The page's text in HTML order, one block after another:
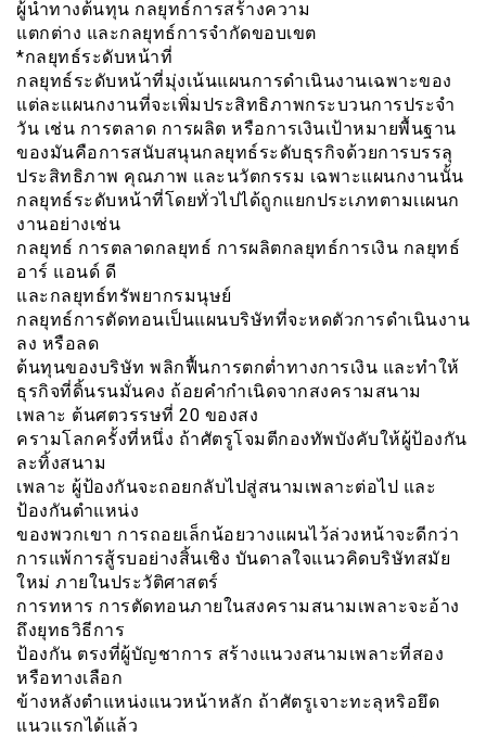
ผู้นำทางต้นทุน กลยุทธ์การสร้างความ
แตกต่าง และกลยุทธ์การจำกัดขอบเขต
*กลยุทธ์ระดับหน้าที่
กลยุทธ์ระดับหน้าที่มุ่งเน้นแผนการดำเนินงานเฉพาะของ
แต่ละแผนกงานที่จะเพิ่มประสิทธิภาพกระบวนการประจำ
วัน เช่น การตลาด การผลิต หรือการเงินเป้าหมายพื้นฐาน
ของมันคือการสนับสนุนกลยุทธ์ระดับธุรกิจด้วยการบรรลุ
ประสิทธิภาพ คุณภาพ และนวัตกรรม เฉพาะแผนกงานนั้น
กลยุทธ์ระดับหน้าที่โดยทั่วไปได้ถูกแยกประเภทตามเเผนก
งานอย่างเช่น
กลยุทธ์ การตลาดกลยุทธ์ การผลิตกลยุทธ์การเงิน กลยุทธ์
อาร์ แอนด์ ดี
และกลยุทธ์ทรัพยากรมนุษย์
กลยุทธ์การตัดทอนเป็นแผนบริษัทที่จะหดตัวการดำเนินงาน
ลง หรือลด
ต้นทุนของบริษัท พลิกฟื้นการตกต่ำทางการเงิน และทำให้
ธุรกิจที่ดิ้นรนมั่นคง ถ้อยคำกำเนิดจากสงครามสนาม
เพลาะ ต้นศตวรรษที่ 20 ของสง
ครามโลกครั้งที่หนึ่ง ถ้าศัตรูโจมตีกองทัพบังคับให้ผู้ป้องกัน
ละทิ้งสนาม
เพลาะ ผู้ป้องกันจะถอยกลับไปสู่สนามเพลาะต่อไป และ
ป้องกันตำแหน่ง
ของพวกเขา การถอยเล็กน้อยวางแผนไว้ล่วงหน้าจะดีกว่า
การแพ้การสู้รบอย่างสิ้นเชิง บันดาลใจแนวคิดบริษัทสมัย
ใหม่ ภายในประวัติศาสตร์
การทหาร การตัดทอนภายในสงครามสนามเพลาะจะอ้าง
ถึงยุทธวิธีการ
ป้องกัน ตรงที่ผู้บัญชาการ สร้างแนวงสนามเพลาะที่สอง
หรือทางเลือก
ข้างหลังตำแหน่งแนวหน้าหลัก ถ้าศัตรูเจาะทะลุหริอยึด
แนวเเรกได้แล้ว